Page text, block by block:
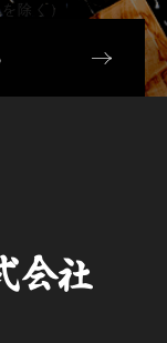
除く）